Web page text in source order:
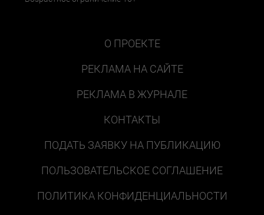
О ПРОЕКТЕ
РЕКЛАМА НА САЙТЕ
РЕКЛАМА В ЖУРНАЛЕ
КОНТАКТЫ
ПОДАТЬ ЗАЯВКУ НА ПУБЛИКАЦИЮ
ПОЛЬЗОВАТЕЛЬСКОЕ СОГЛАШЕНИЕ
ПОЛИТИКА КОНФИДЕНЦИАЛЬНОСТИ